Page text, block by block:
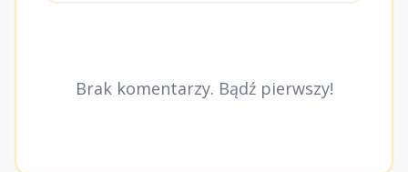
Brak komentarzy. Bądź pierwszy!